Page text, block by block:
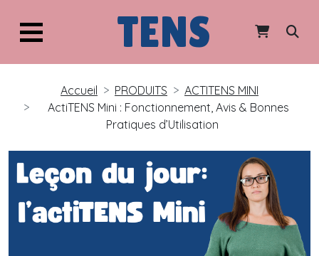
TENS
Accueil PRODUITS
ACTITENS MINI
ActiTENS Mini : Fonctionnement, Avis & Bonnes
Pratiques d’Utilisation